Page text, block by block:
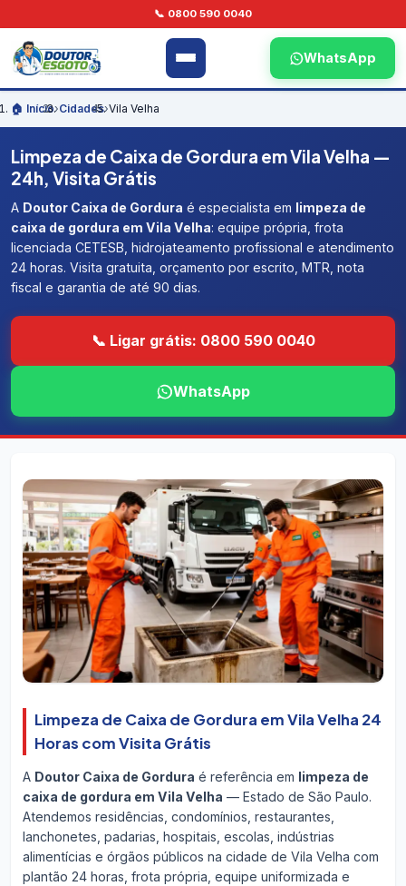
📞 0800 590 0040
WhatsApp
🏠 Início›Cidades›Vila Velha
Limpeza de Caixa de Gordura em Vila Velha —
24h, Visita Grátis
A Doutor Caixa de Gordura é especialista em limpeza de
caixa de gordura em Vila Velha: equipe própria, frota
licenciada CETESB, hidrojateamento profissional e atendimento
24 horas. Visita gratuita, orçamento por escrito, MTR, nota
fiscal e garantia de até 90 dias.
📞 Ligar grátis: 0800 590 0040
WhatsApp
Limpeza de Caixa de Gordura em Vila Velha 24
Horas com Visita Grátis
A Doutor Caixa de Gordura é referência em limpeza de
caixa de gordura em Vila Velha — Estado de São Paulo.
Atendemos residências, condomínios, restaurantes,
lanchonetes, padarias, hospitais, escolas, indústrias
alimentícias e órgãos públicos na cidade de Vila Velha com
plantão 24 horas, frota própria, equipe uniformizada e